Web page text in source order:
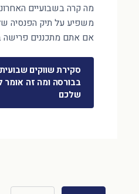
מה קרה בשבועיים
משפיע על תיק הפנסיה
אם אתם מתכננים פרישה
סקירת שווקים
בבורסה ומה זה אומר
שלכם